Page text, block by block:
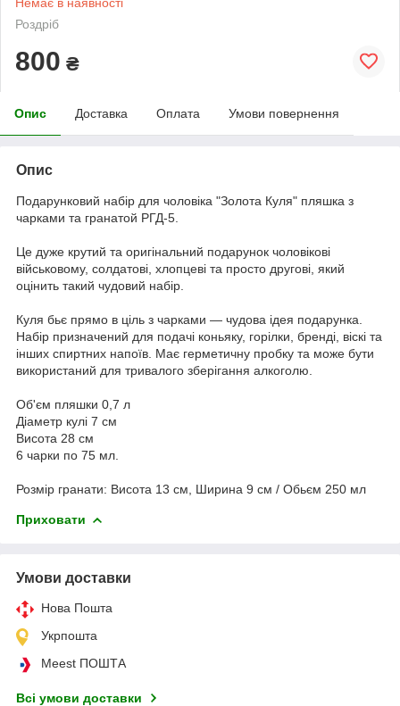
Роздріб
800 ₴
Опис Доставка Оплата Умови повернення
Опис
Подарунковий набір для чоловіка "Золота Куля" пляшка з
чарками та гранатой РГД-5.
Це дуже крутий та оригінальний подарунок чоловікові
військовому, солдатові, хлопцеві та просто другові, який
оцінить такий чудовий набір.
Куля бьє прямо в ціль з чарками — чудова ідея подарунка.
Набір призначений для подачі коньяку, горілки, бренді, віскі та
інших спиртних напоїв. Має герметичну пробку та може бути
використаний для тривалого зберігання алкоголю.
Об'єм пляшки 0,7 л
Діаметр кулі 7 см
Висота 28 см
6 чарки по 75 мл.
Розмір гранати: Висота 13 см, Ширина 9 см / Обьєм 250 мл
Приховати
Умови доставки
Нова Пошта
Укрпошта
Meest ПОШТА
Всі умови доставки